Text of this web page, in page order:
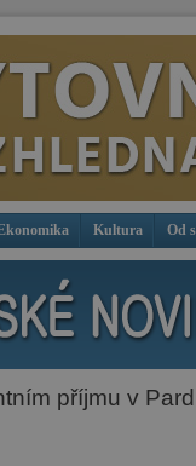
Kultura Od
příjmu v